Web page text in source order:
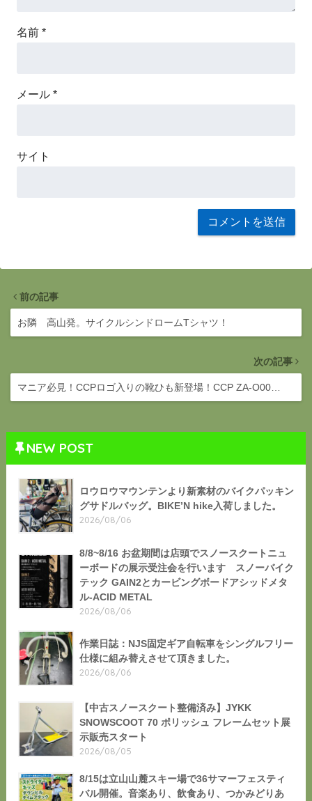
名前 *
メール *
サイト
前の記事
お隣 高山発。サイクルシンドロームTシャツ！
次の記事
マニア必見！CCPロゴ入りの靴ひも新登場！CCP ZA-O00…
NEW POST
ロウロウマウンテンより新素材のバイクパッキン
グサドルバッグ。BIKE’N hike入荷しました。
2026/08/06
8/8~8/16 お盆期間は店頭でスノースクートニュ
ーボードの展示受注会を行います スノーバイク
テック GAIN2とカービングボードアシッドメタ
ル-ACID METAL
2026/08/06
作業日誌：NJS固定ギア自転車をシングルフリー
仕様に組み替えさせて頂きました。
2026/08/06
【中古スノースクート整備済み】JYKK
SNOWSCOOT 70 ポリッシュ フレームセット展
示販売スタート
2026/08/05
8/15は立山山麓スキー場で36サマーフェスティ
バル開催。音楽あり、飲食あり、つかみどりあ